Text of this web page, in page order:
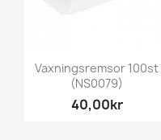
Vaxningsremsor 100st
(NS0079)
40,00kr